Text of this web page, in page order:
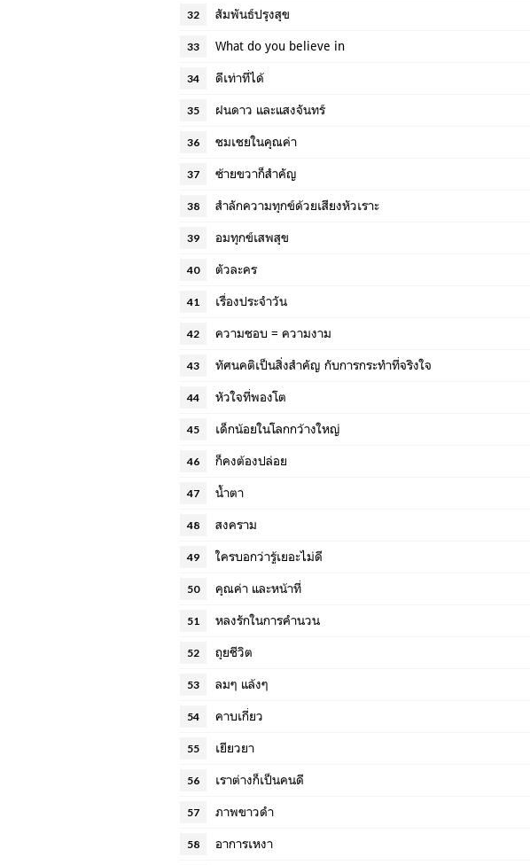
32 สัมพันธ์ปรุงสุข
33 What do you believe in
34 ดีเท่าที่ได้
35 ฝนดาว และแสงจันทร์
36 ชมเชยในคุณค่า
37 ซ้ายขวาก็สำคัญ
38 สำลักความทุกข์ด้วยเสียงหัวเราะ
39 อมทุกข์เสพสุข
40 ตัวละคร
41 เรื่องประจำวัน
42 ความชอบ = ความงาม
43 ทัศนคติเป็นสิ่งสำคัญ กับการกระทำที่จริงใจ
44 หัวใจที่พองโต
45 เด็กน้อยในโลกกว้างใหญ่
46 ก็คงต้องปล่อย
47 น้ำตา
48 สงคราม
49 ใครบอกว่ารู้เยอะไม่ดี
50 คุณค่า และหน้าที่
51 หลงรักในการคำนวน
52 ถุยชีวิต
53 ลมๆ แล้งๆ
54 คาบเกี่ยว
55 เยียวยา
56 เราต่างก็เป็นคนดี
57 ภาพขาวดำ
58 อาการเหงา